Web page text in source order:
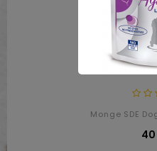
Monge SDE